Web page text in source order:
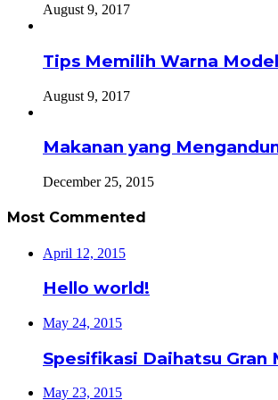
August 9, 2017
Tips Memilih Warna
August 9, 2017
Makanan yang
December 25, 2015
Most Commented
April 12, 2015
Hello world!
May 24, 2015
Spesifikasi Daihatsu Gran
May 23, 2015